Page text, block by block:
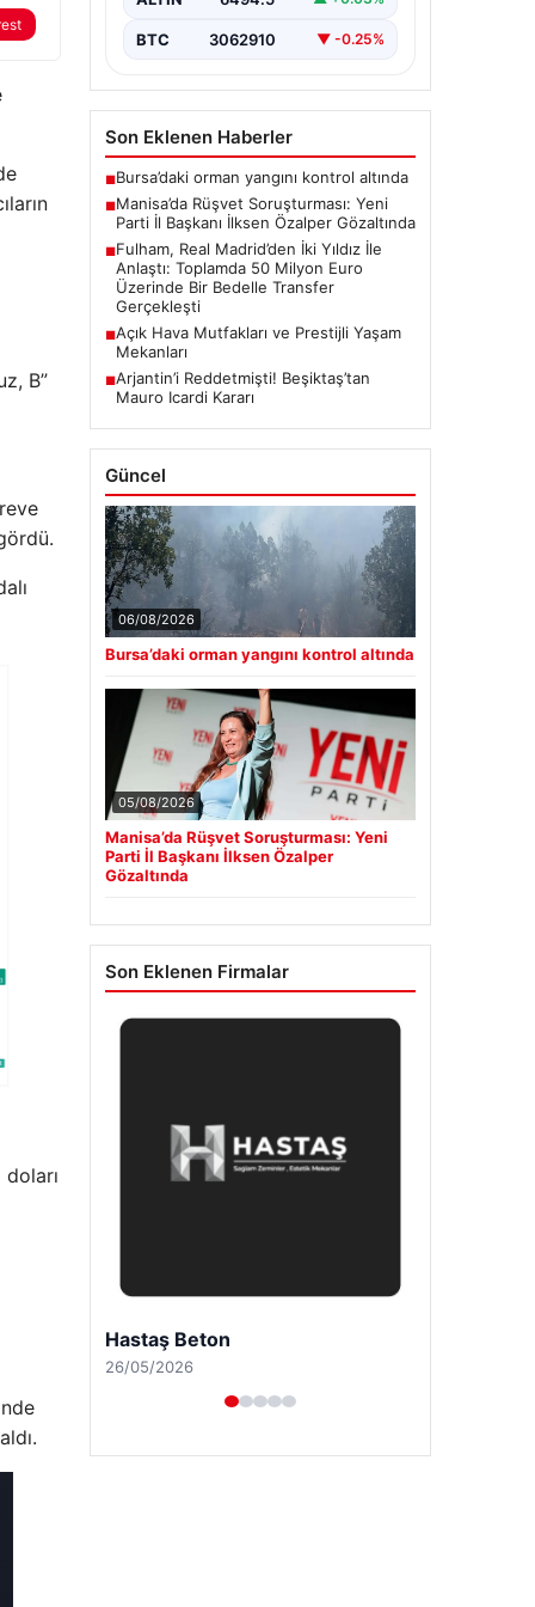
B”
de gözaltına…
BTC 3062910 ▼ -0.25%
Son Eklenen Haberler
■Bursa’daki orman yangını kontrol altında
■Manisa’da Rüşvet Soruşturması: Yeni
Parti İl Başkanı İlksen Özalper Gözaltında
■Fulham, Real Madrid’den İki Yıldız İle
Anlaştı: Toplamda 50 Milyon Euro
Üzerinde Bir Bedelle Transfer
Gerçekleşti
■Açık Hava Mutfakları ve Prestijli Yaşam
Mekanları
■Arjantin’i Reddetmişti! Beşiktaş’tan
Mauro Icardi Kararı
Güncel
06/08/2026
Bursa’daki orman yangını kontrol altında
05/08/2026
Manisa’da Rüşvet Soruşturması: Yeni
Parti İl Başkanı İlksen Özalper
Gözaltında
Son Eklenen Firmalar
Prenses Night Club
29/04/2026